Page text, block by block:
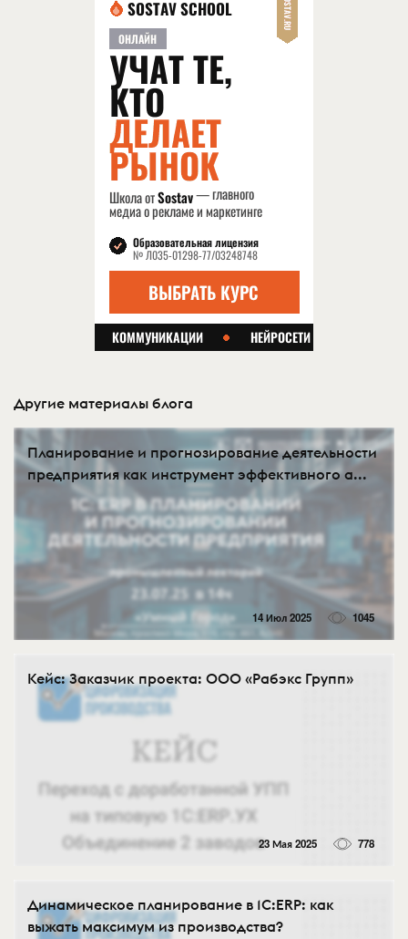
Другие материалы блога
Планирование и прогнозирование деятельности
предприятия как инструмент эффективного а...
14 Июл 2025 1045
Кейс: Заказчик проекта: ООО «Рабэкс Групп»
23 Мая 2025 778
Динамическое планирование в 1С:ERP: как
выжать максимум из производства?